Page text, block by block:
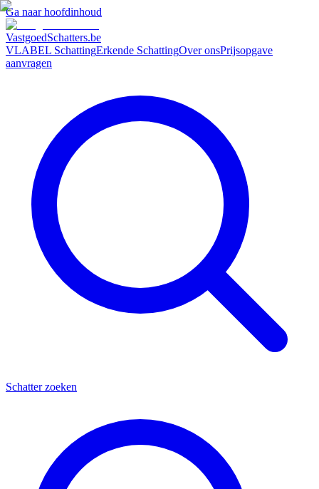
Ga naar hoofdinhoud
VastgoedSchatters.be
VLABEL SchattingErkende SchattingOver onsPrijsopgave
aanvragen
Schatter zoeken